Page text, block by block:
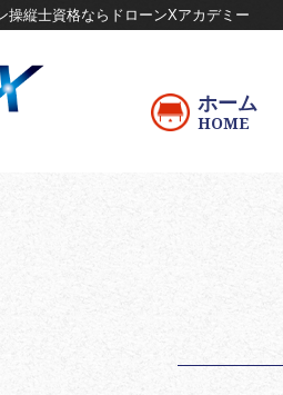
操縦士資格ならドローンXアカデミー
ホーム
HOME